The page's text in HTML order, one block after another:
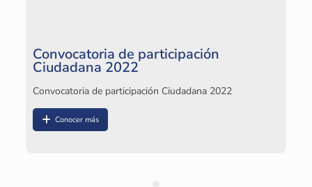
Convocatoria de participación
Ciudadana 2022
Convocatoria de participación Ciudadana 2022
Conocer más